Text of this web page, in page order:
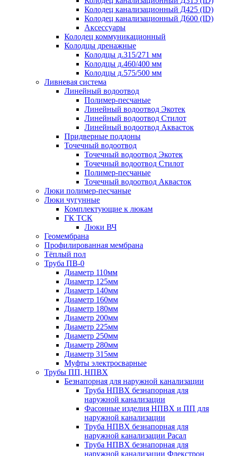
Колодец канализационный Д425 (ID)
Колодец канализационный Д600 (ID)
Аксессуары
Колодец коммуникационный
Колодцы дренажные
Колодцы д.315/271 мм
Колодцы д.460/400 мм
Колодцы д.575/500 мм
Ливневая система
Линейный водоотвод
Полимер-песчаные
Линейный водоотвод Экотек
Линейный водоотвод Стилот
Линейный водоотвод Аквасток
Придверные поддоны
Точечный водоотвод
Точечный водоотвод Экотек
Точечный водоотвод Стилот
Полимер-песчаные
Точечный водоотвод Аквасток
Люки полимер-песчаные
Люки чугунные
Комплектующие к люкам
ГК ТСК
Люки ВЧ
Геомембрана
Профилированная мембрана
Тёплый пол
Труба ПВ-0
Диаметр 110мм
Диаметр 125мм
Диаметр 140мм
Диаметр 160мм
Диаметр 180мм
Диаметр 200мм
Диаметр 225мм
Диаметр 250мм
Диаметр 280мм
Диаметр 315мм
Муфты электросварные
Трубы ПП, НПВХ
Безнапорная для наружной канализации
Труба НПВХ безнапорная для
наружной канализации
Фасонные изделия НПВХ и ПП для
наружной канализации
Труба НПВХ безнапорная для
наружной канализации Расал
Труба НПВХ безнапорная для
наружной канализации Флекстрон